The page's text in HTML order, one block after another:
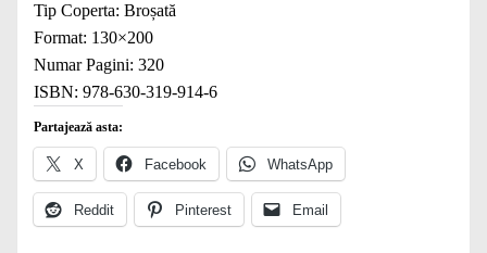
Tip Coperta: Broșată
Format: 130×200
Numar Pagini: 320
ISBN: 978-630-319-914-6
Partajează asta:
X Facebook WhatsApp
Reddit Pinterest Email